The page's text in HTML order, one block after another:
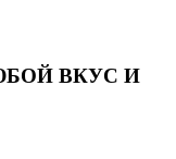
ВКУС И